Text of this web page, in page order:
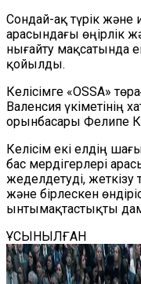
Сондай-ақ түрік және
арасындағы өңірлік
нығайту мақсатында
қойылды.
Келісімге «OSSA»
Валенсия үкіметінің
орынбасары Фелипе
Келісім екі елдің
бас мердігерлері
жеделдетуді, жеткізу
және бірлескен
ынтымақтастықты
ҰСЫНЫЛҒАН